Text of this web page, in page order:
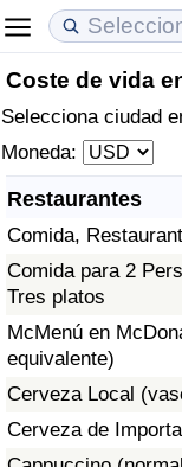
Coste de vida
Selecciona ciudad
Moneda:
Restaurantes
Comida,
Comida para 2
Tres platos
McMenú en
equivalente)
Cerveza Local
Cerveza de
Coste de vida
Índice de Costo
Índice de Costo
Índice de costo
en aqaba
Precios de las
Índice de Precios
Índice de Precios
Índice de
Calidad de Vida
Índice de Calidad
Índice de Calidad
Índice de calidad
Delincuencia
Calificación del
(Actual)